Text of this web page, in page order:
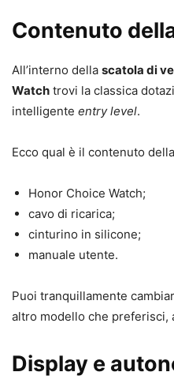
Contenuto
All’interno della scatola di
Watch trovi la classica
intelligente entry level.
Ecco qual è il contenuto
Honor Choice Watch;
cavo di ricarica;
cinturino in silicone;
manuale utente.
Puoi tranquillamente
altro modello che preferisci,
Display e